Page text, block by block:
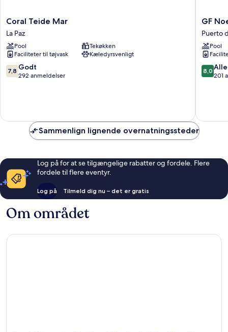
Coral
Teide
Mar
La
Paz
Coral Teide Mar
La Paz
Pool
Tekøkken
Faciliteter til tøjvask
Kæledyrsvenligt
7.8
ud
anmeldelser
7,8 Godt
292 anmeldelser
GF
Noelia
Puerto
de
la
Cruz
GF
Puerto
Pool
8.0
ud
8,0
201
Sammenlign lignende overnatningssteder
Log på for at se tilgængelige rabatter og fordele. Flere
fordele til flere eventyr.
Log på Tilmeld dig nu – det er gratis
Om området